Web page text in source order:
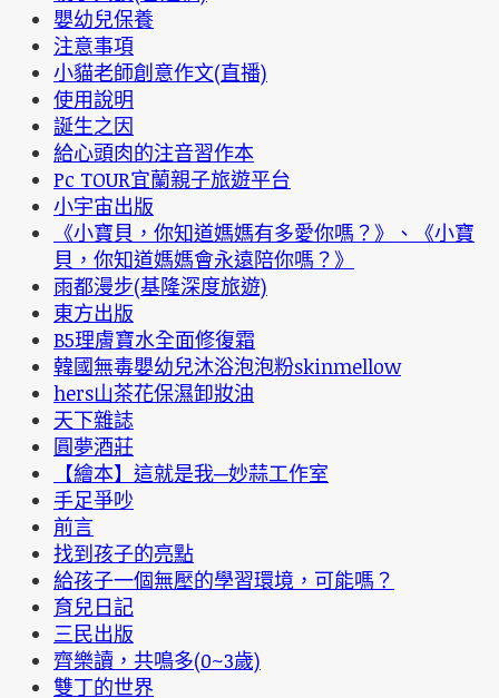
嬰幼兒保養
注意事項
小貓老師創意作文(直播)
使用說明
誕生之因
給心頭肉的注音習作本
Pc TOUR宜蘭親子旅遊平台
小宇宙出版
《小寶貝，你知道媽媽有多愛你嗎？》、《小寶
貝，你知道媽媽會永遠陪你嗎？》
雨都漫步(基隆深度旅遊)
東方出版
B5理膚寶水全面修復霜
韓國無毒嬰幼兒沐浴泡泡粉skinmellow
hers山茶花保濕卸妝油
天下雜誌
圓夢酒莊
【繪本】這就是我─妙蒜工作室
手足爭吵
前言
找到孩子的亮點
給孩子一個無壓的學習環境，可能嗎？
育兒日記
三民出版
齊樂讀，共鳴多(0~3歲)
雙丁的世界